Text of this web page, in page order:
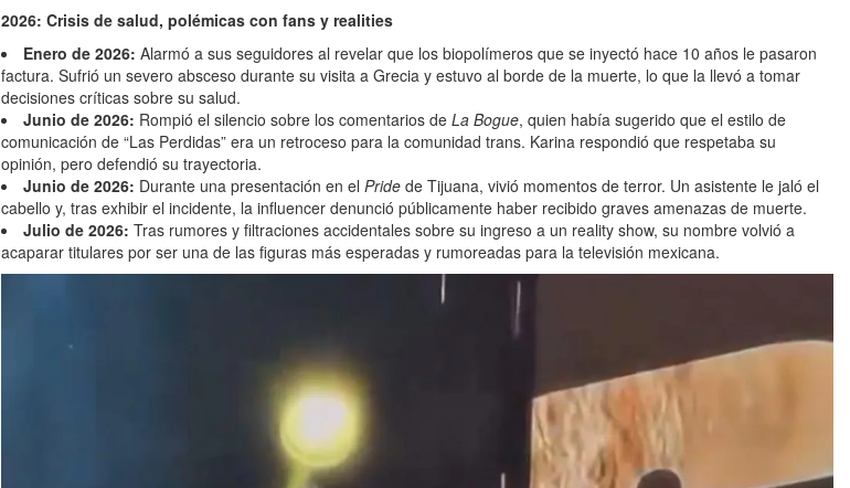
2026: Crisis de salud, polémicas con fans y realities
Enero de 2026: Alarmó a sus seguidores al revelar que los biopolímeros que se inyectó hace 10 años le pasaron
factura. Sufrió un severo absceso durante su visita a Grecia y estuvo al borde de la muerte, lo que la llevó a tomar
decisiones críticas sobre su salud.
Junio de 2026: Rompió el silencio sobre los comentarios de La Bogue, quien había sugerido que el estilo de
comunicación de “Las Perdidas” era un retroceso para la comunidad trans. Karina respondió que respetaba su
opinión, pero defendió su trayectoria.
Junio de 2026: Durante una presentación en el Pride de Tijuana, vivió momentos de terror. Un asistente le jaló el
cabello y, tras exhibir el incidente, la influencer denunció públicamente haber recibido graves amenazas de muerte.
Julio de 2026: Tras rumores y filtraciones accidentales sobre su ingreso a un reality show, su nombre volvió a
acaparar titulares por ser una de las figuras más esperadas y rumoreadas para la televisión mexicana.